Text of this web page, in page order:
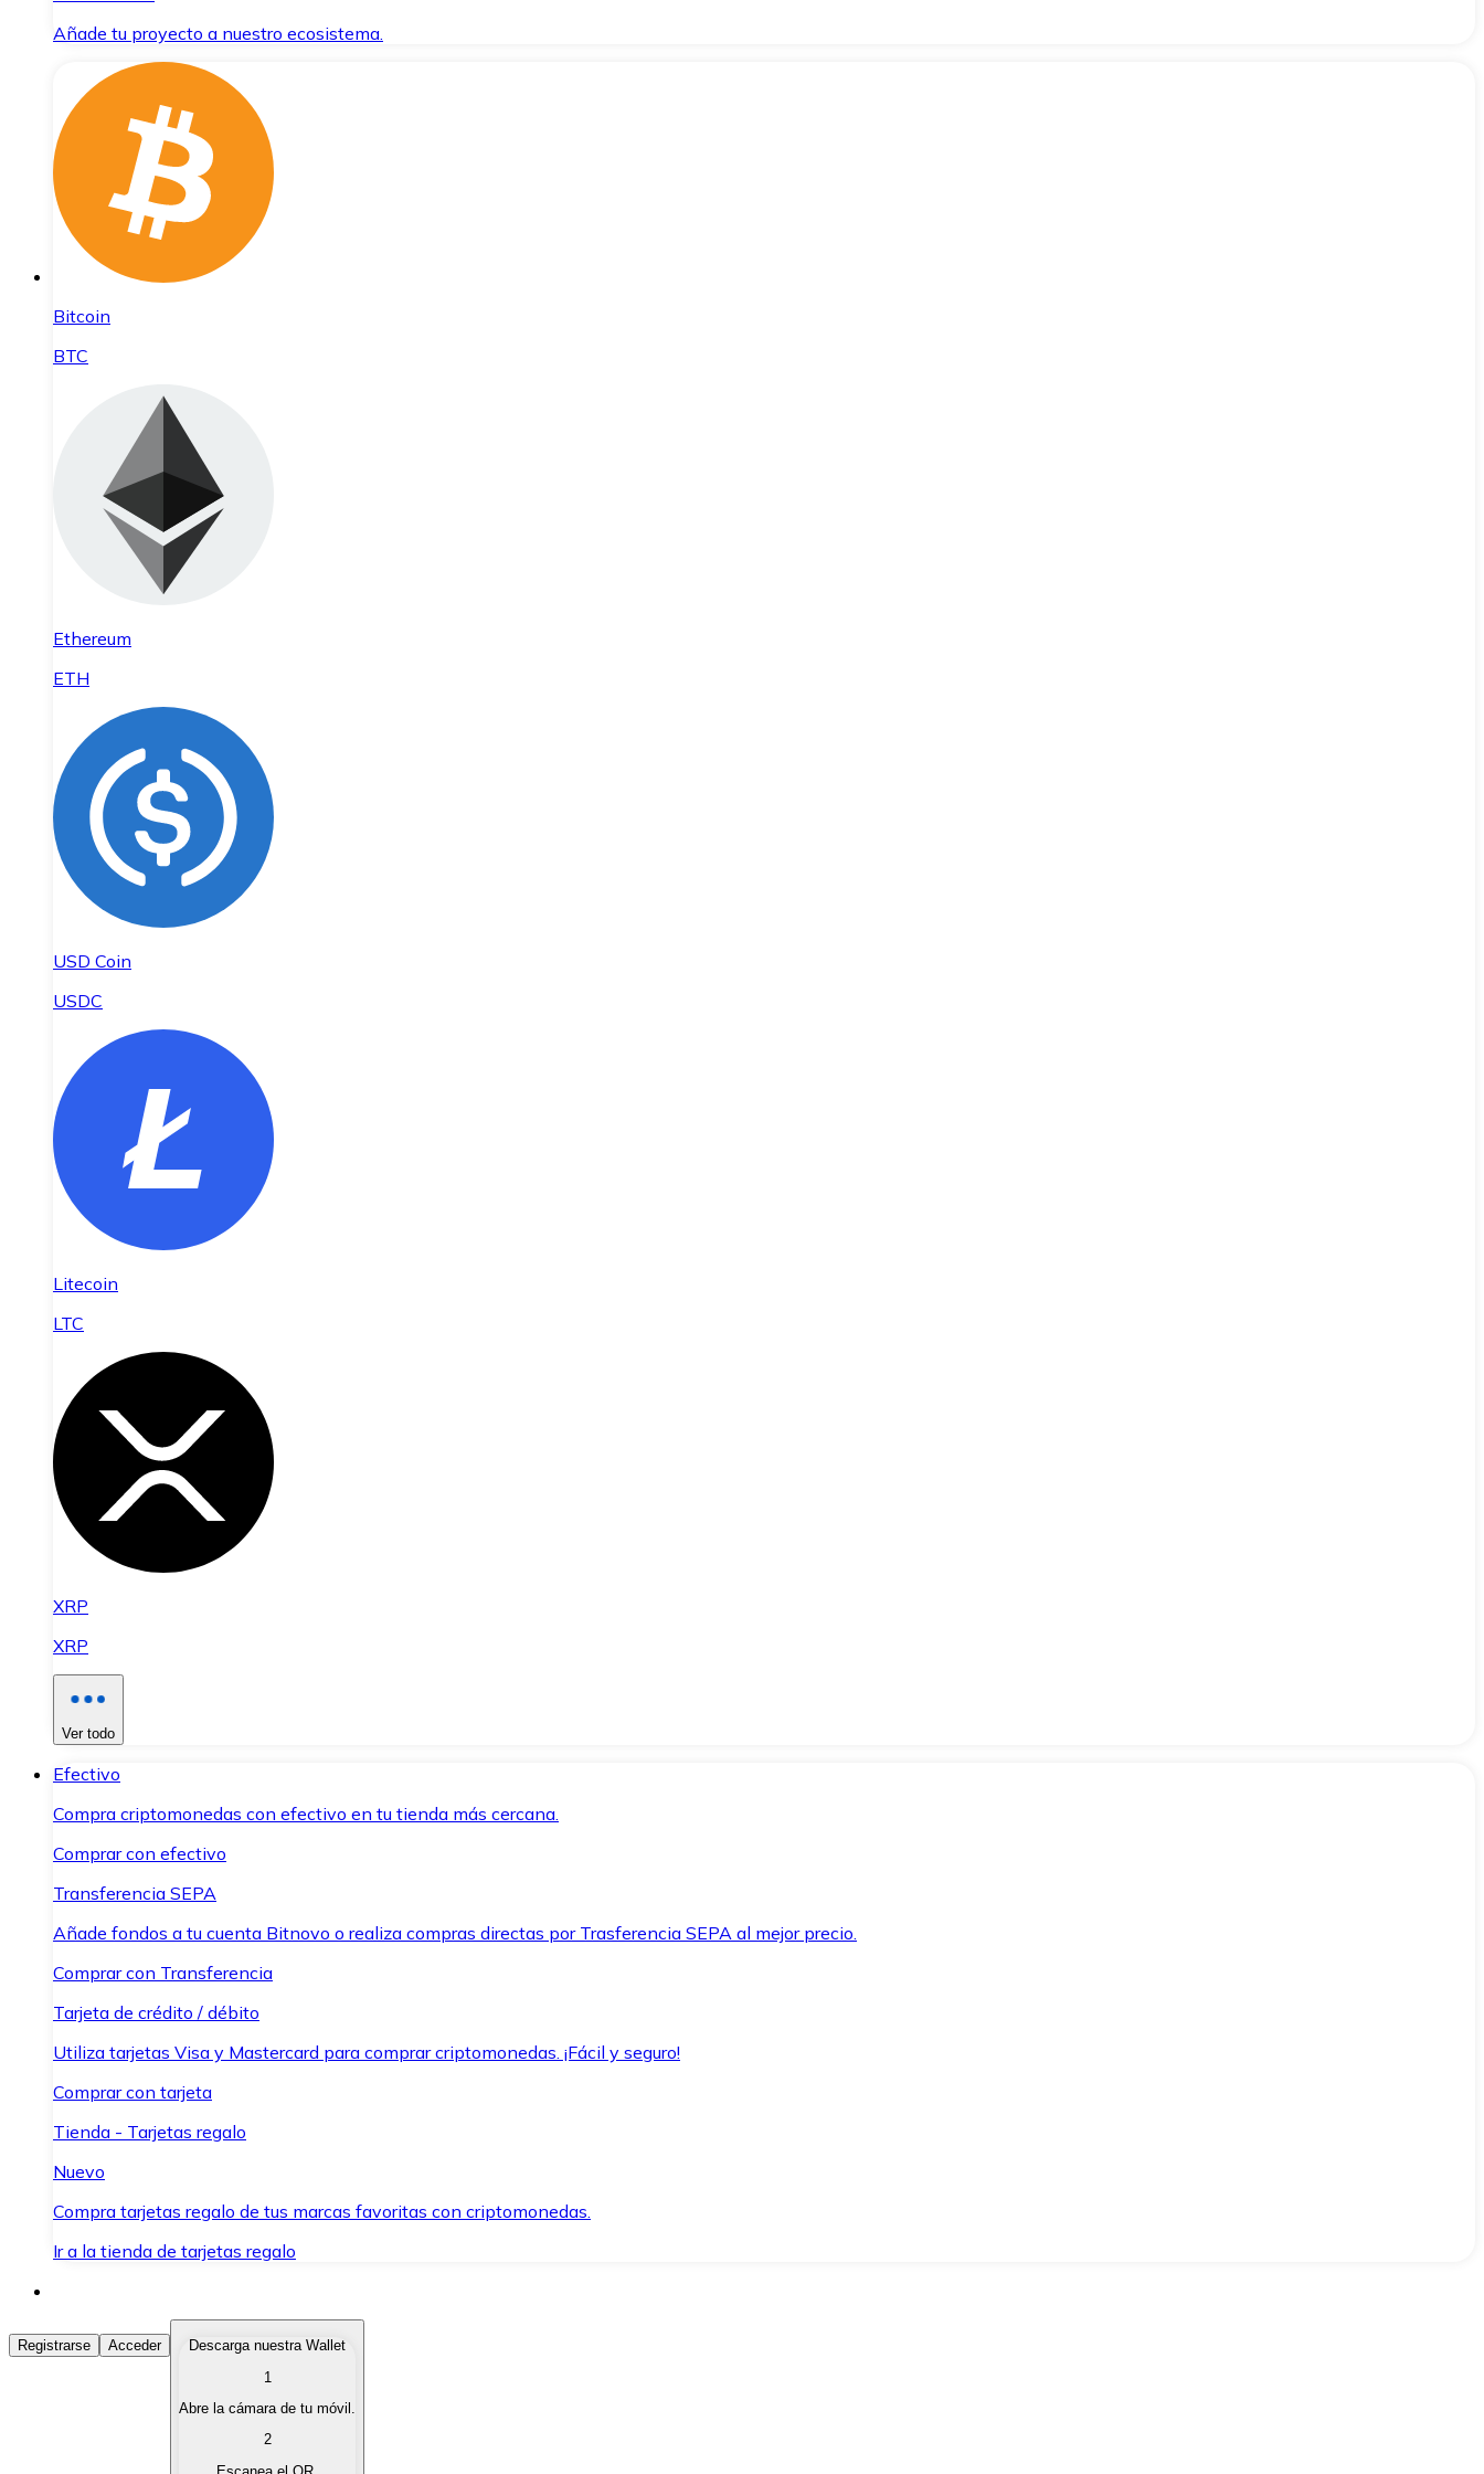
Añade tu proyecto a nuestro ecosistema.
Bitcoin
BTC
Ethereum
ETH
USD Coin
USDC
Litecoin
LTC
XRP
XRP
Ver todo
Efectivo
Compra criptomonedas con efectivo en tu tienda más cercana.
Comprar con efectivo
Transferencia SEPA
Añade fondos a tu cuenta Bitnovo o realiza compras directas por Trasferencia SEPA al mejor precio.
Comprar con Transferencia
Tarjeta de crédito / débito
Utiliza tarjetas Visa y Mastercard para comprar criptomonedas. ¡Fácil y seguro!
Comprar con tarjeta
Tienda - Tarjetas regalo
Nuevo
Compra tarjetas regalo de tus marcas favoritas con criptomonedas.
Ir a la tienda de tarjetas regalo
Comprar Criptomonedas
Compra criptomonedas con diferentes métodos de pago.
Vende tus criptomonedas de forma rápida y segura.
Registrarse Acceder
Descarga nuestra Wallet
1
Abre la cámara de tu móvil.
2